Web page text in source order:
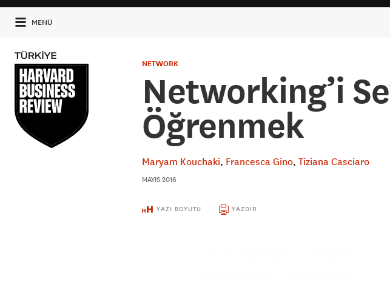
MENÜ
NETWORK
Networking’i
Öğrenmek
Maryam Kouchaki Francesca Gino Tiziana Casciaro
MAYIS 2016
YAZI BOYUTU YAZDIR